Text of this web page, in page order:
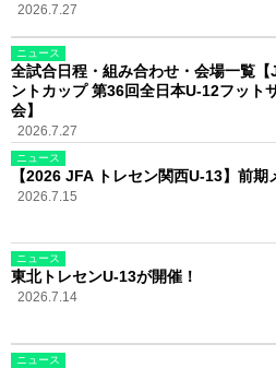
2026.7.27
ニュース
全試合日程・組み合わせ・会場一覧【
ントカップ 第36回全日本U-12フット
会】
2026.7.27
ニュース
【2026 JFA トレセン関西U-13】前期
2026.7.15
ニュース
東北トレセンU-13が開催！
2026.7.14
ニュース